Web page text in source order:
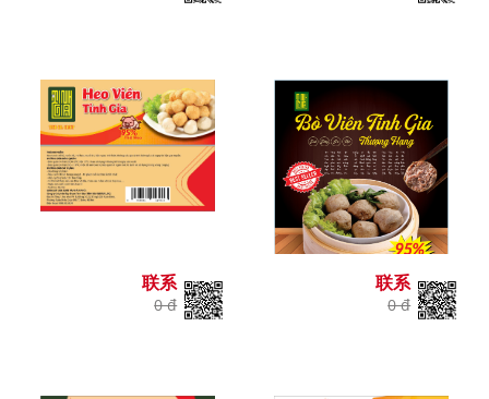
联系
0 đ
联系
0 đ